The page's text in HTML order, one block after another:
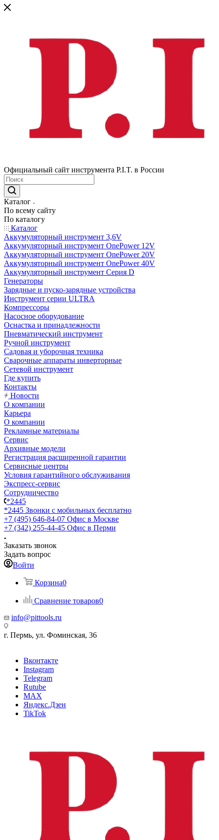
Официальный сайт инструмента P.I.T. в России
Каталог
По всему сайту
По каталогу
Каталог
Аккумуляторный инструмент 3,6V
Аккумуляторный инструмент OnePower 12V
Аккумуляторный инструмент OnePower 20V
Аккумуляторный инструмент OnePower 40V
Аккумуляторный инструмент Серия D
Генераторы
Зарядные и пуско-зарядные устройства
Инструмент серии ULTRA
Компрессоры
Насосное оборудование
Оснастка и принадлежности
Пневматический инструмент
Ручной инструмент
Садовая и уборочная техника
Сварочные аппараты инверторные
Сетевой инструмент
Где купить
Контакты
Новости
О компании
Карьера
О компании
Рекламные материалы
Сервис
Архивные модели
Регистрация расширенной гарантии
Сервисные центры
Условия гарантийного обслуживания
Экспресс-сервис
Сотрудничество
*2445
*2445 Звонки с мобильных бесплатно
+7 (495) 646-84-07 Офис в Москве
+7 (342) 255-44-45 Офис в Перми
Заказать звонок
Задать вопрос
Войти
Корзина0
Сравнение товаров0
info@pittools.ru
г. Пермь, ул. Фоминская, 36
Вконтакте
Instagram
Telegram
Rutube
MAX
Яндекс.Дзен
TikTok